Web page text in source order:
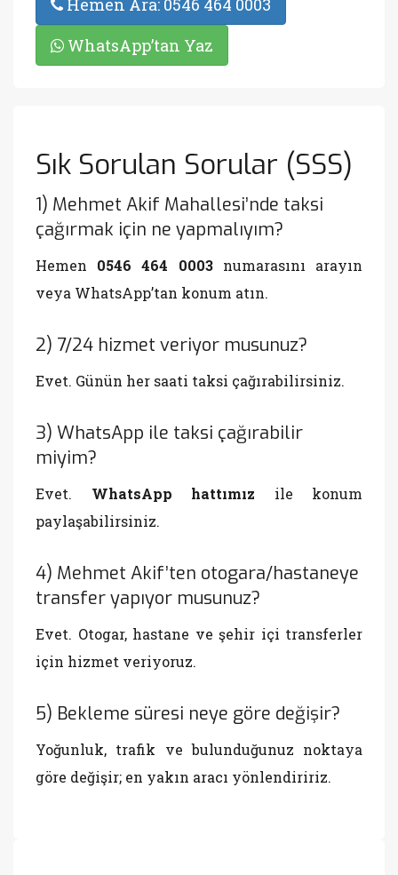
Hemen Ara: 0546 464 0003
WhatsApp’tan Yaz
Sık Sorulan Sorular (SSS)
1) Mehmet Akif Mahallesi’nde taksi
çağırmak için ne yapmalıyım?
Hemen 0546 464 0003numarasını arayın
veya WhatsApp’tan konum atın.
2) 7/24 hizmet veriyor musunuz?
Evet. Günün her saati taksi çağırabilirsiniz.
3) WhatsApp ile taksi çağırabilir
miyim?
Evet. WhatsApp hattımız ile konum
paylaşabilirsiniz.
4) Mehmet Akif’ten otogara/hastaneye
transfer yapıyor musunuz?
Evet. Otogar, hastane ve şehir içi transferler
için hizmet veriyoruz.
5) Bekleme süresi neye göre değişir?
Yoğunluk, trafik ve bulunduğunuz noktaya
göre değişir; en yakın aracı yönlendiririz.